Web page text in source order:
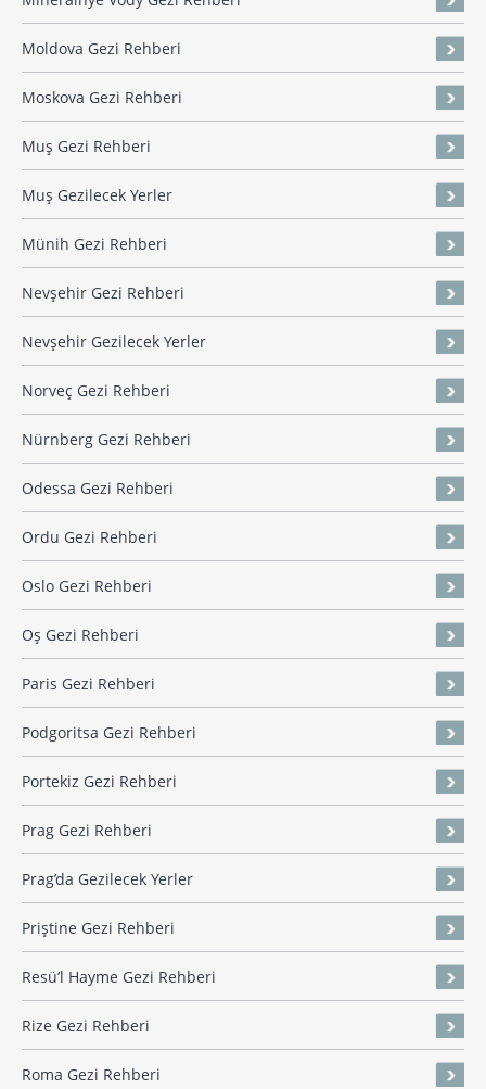
Moldova Gezi Rehberi
Moskova Gezi Rehberi
Muş Gezi Rehberi
Muş Gezilecek Yerler
Münih Gezi Rehberi
Nevşehir Gezi Rehberi
Nevşehir Gezilecek Yerler
Norveç Gezi Rehberi
Nürnberg Gezi Rehberi
Odessa Gezi Rehberi
Ordu Gezi Rehberi
Oslo Gezi Rehberi
Oş Gezi Rehberi
Paris Gezi Rehberi
Podgoritsa Gezi Rehberi
Portekiz Gezi Rehberi
Prag Gezi Rehberi
Prag’da Gezilecek Yerler
Priştine Gezi Rehberi
Resü’l Hayme Gezi Rehberi
Rize Gezi Rehberi
Roma Gezi Rehberi